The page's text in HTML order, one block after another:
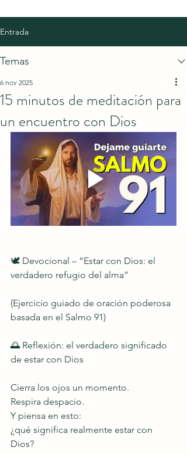
Entrada
Temas
15 minutos de meditación para
un encuentro con Dios
6 nov 2025
🕊️ Devocional – “Estar con Dios: el
verdadero refugio del alma”
(Ejercicio guiado de oración poderosa
basada en el Salmo 91)
🌅 Reflexión: el verdadero significado
de estar con Dios
Cierra los ojos un momento.
Respira despacio.
Y piensa en esto:
¿qué significa realmente estar con
Dios?